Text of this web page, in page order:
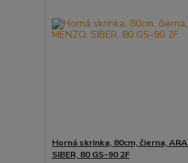
Horná skrinka, 80cm, čierna,
SIBER, 80 GS-90 2F